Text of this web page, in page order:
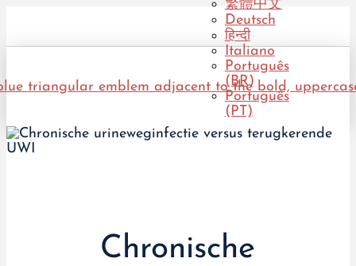
繁體中文
Deutsch
हिन्दी
Italiano
Português
(BR)
Português
(PT)
Chronische